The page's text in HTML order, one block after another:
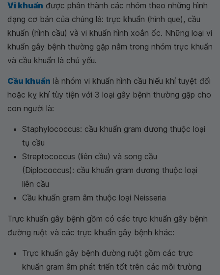
Vi khuẩn được phân thành các nhóm theo những hình
dạng cơ bản của chúng là: trực khuẩn (hình que), cầu
khuẩn (hình cầu) và vi khuẩn hình xoắn ốc. Những loại vi
khuẩn gây bệnh thường gặp nằm trong nhóm trực khuẩn
và cầu khuẩn là chủ yếu.
Cầu khuẩn là nhóm vi khuẩn hình cầu hiếu khí tuyệt đối
hoặc kỵ khí tùy tiện với 3 loại gây bệnh thường gặp cho
con người là:
Staphylococcus: cầu khuẩn gram dương thuộc loại
tụ cầu
Streptococcus (liên cầu) và song cầu
(Diplococcus): cầu khuẩn gram dương thuộc loại
liên cầu
Cầu khuẩn gram âm thuộc loại Neisseria
Trực khuẩn gây bệnh gồm có các trực khuẩn gây bệnh
đường ruột và các trực khuẩn gây bệnh khác:
Trực khuẩn gây bệnh đường ruột gồm các trực
khuẩn gram âm phát triển tốt trên các môi trường